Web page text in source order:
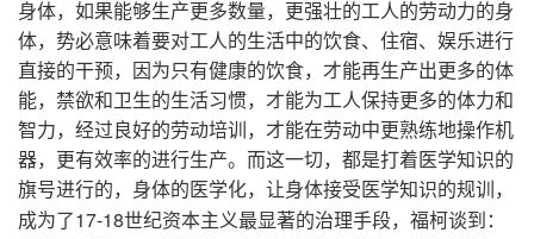
身体，如果能够生产更多数量，更强壮的工人的劳动力的身
体，势必意味着要对工人的生活中的饮食、住宿、娱乐进行
直接的干预，因为只有健康的饮食，才能再生产出更多的体
能，禁欲和卫生的生活习惯，才能为工人保持更多的体力和
智力，经过良好的劳动培训，才能在劳动中更熟练地操作机
器，更有效率的进行生产。而这一切，都是打着医学知识的
旗号进行的，身体的医学化，让身体接受医学知识的规训，
成为了17-18世纪资本主义最显著的治理手段，福柯谈到：